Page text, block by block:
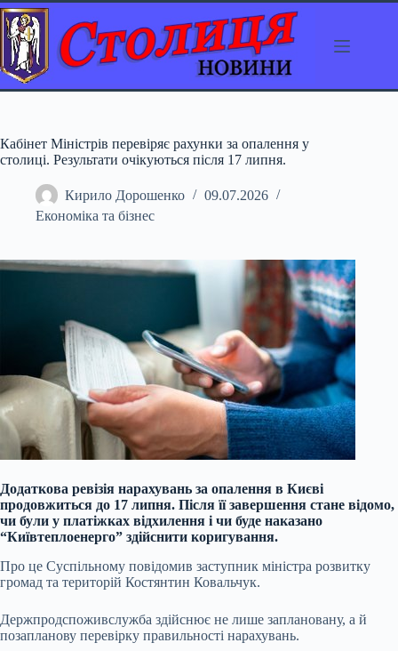
Перейти
до
вмісту
Кабінет Міністрів перевіряє рахунки за опалення у
столиці. Результати очікуються після 17 липня.
Кирило Дорошенко
09.07.2026
Економіка та бізнес
Додаткова ревізія нарахувань за опалення в Києві
продовжиться до 17 липня. Після її завершення стане відомо,
чи були у платіжках відхилення і чи буде наказано
“Київтеплоенерго” здійснити коригування.
Про це Суспільному повідомив заступник міністра розвитку
громад та територій Костянтин Ковальчук.
Держпродспоживслужба здійснює не лише заплановану, а й
позапланову перевірку правильності нарахувань.